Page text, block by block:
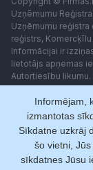
Uzņēmumu
Uzņēmumu
reģistrs,
Informācijai ir
lietotājs apņemas
Autortiesību
lēmumiem, kas
izmantot jebkādas
piekļuvei sistēmai
redaktore: Ingūna
Lietošanas noteikumi
Informējam,
izmantotas
Sīkdatne uzkrāj
šo vietni,
sīkdatnes Jūsu